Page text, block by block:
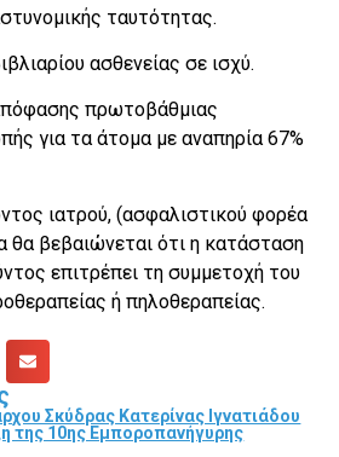
ταυτότητας.
ασθενείας σε ισχύ.
πρωτοβάθμιας
για τα άτομα με αναπηρία 67%
ιατρού, (ασφαλιστικού φορέα
θα βεβαιώνεται ότι η κατάσταση
επιτρέπει τη συμμετοχή του
ή πηλοθεραπείας.
Σκύδρας Κατερίνας Ιγνατιάδου
της 10ης Εμποροπανήγυρης